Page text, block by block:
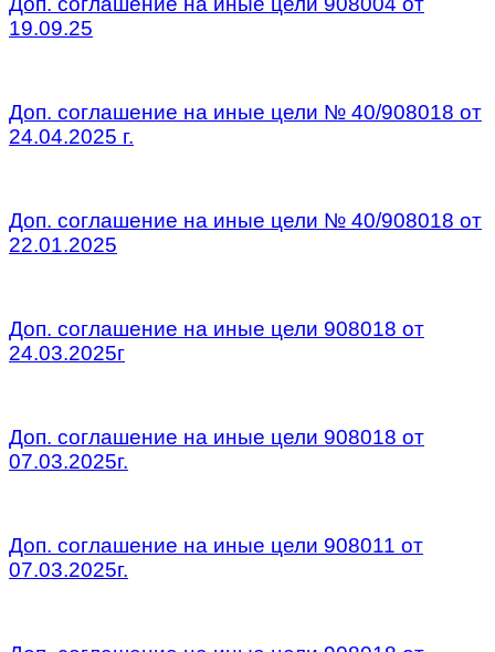
19.09.25
Доп. соглашение на иные цели № 40/908018 от
24.04.2025 г.
Доп. соглашение на иные цели № 40/908018 от
22.01.2025
Доп. соглашение на иные цели 908018 от
24.03.2025г
Доп. соглашение на иные цели 908018 от
07.03.2025г.
Доп. соглашение на иные цели 908011 от
07.03.2025г.